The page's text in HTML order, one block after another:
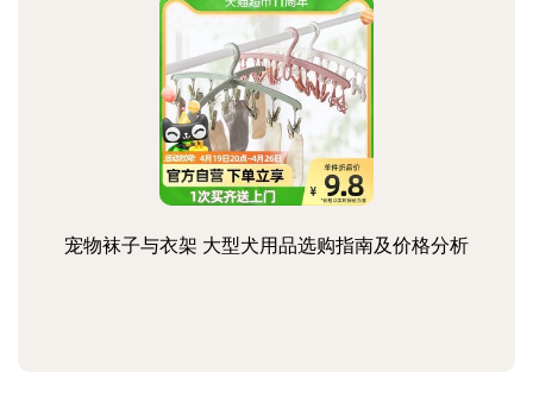
宠物袜子与衣架 大型犬用品选购指南及价格分析